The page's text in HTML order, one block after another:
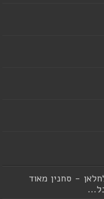
- סחנין מאוד